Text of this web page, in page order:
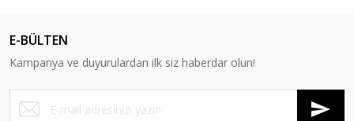
E-BÜLTEN
Kampanya ve duyurulardan ilk siz haberdar olun!